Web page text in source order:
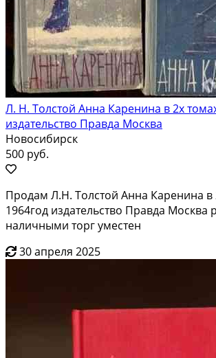
Л. Н. Толстой Анна Каренина в 2х
издательство Правда Москва
Новосибирск
500 руб.
Продам Л.Н. Толстой Анна Каренина в
1964год издательство Правда Москва
наличными торг уместен
30 апреля 2025